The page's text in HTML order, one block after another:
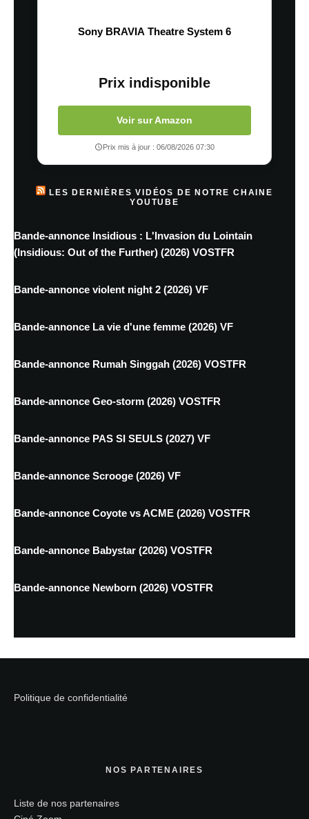
Sony BRAVIA Theatre System 6
Prix indisponible
Voir sur Amazon
Prix mis à jour : 06/08/2026 07:30
LES DERNIÈRES VIDÉOS DE NOTRE CHAINE
YOUTUBE
Bande-annonce Insidious : L'Invasion du Lointain
(Insidious: Out of the Further) (2026) VOSTFR
Bande-annonce violent night 2 (2026) VF
Bande-annonce La vie d'une femme (2026) VF
Bande-annonce Rumah Singgah (2026) VOSTFR
Bande-annonce Geo-storm (2026) VOSTFR
Bande-annonce PAS SI SEULS (2027) VF
Bande-annonce Scrooge (2026) VF
Bande-annonce Coyote vs ACME (2026) VOSTFR
Bande-annonce Babystar (2026) VOSTFR
Bande-annonce Newborn (2026) VOSTFR
Politique de confidentialité
NOS PARTENAIRES
Liste de nos partenaires